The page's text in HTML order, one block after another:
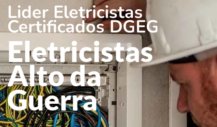
Lider Eletricistas
Certificados DGEG
Eletricistas
Alto da
Guerra